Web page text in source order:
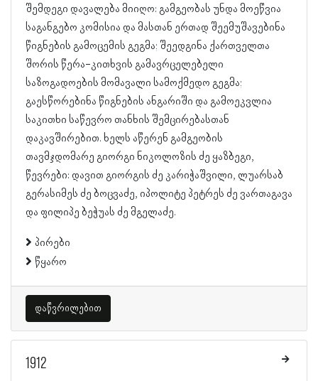
შემდეგი დავალება მიიღო: გამგეობას უნდა მოეწვია
საგანგებო კომისია და მასთან ერთად შეემუშავებინა
წიგნების გამოცემის გეგმა; შეედგინა ქართველთა
შორის წერა-კითხვის გამავრცელებელი
საზოგადოების მომავალი სამოქმედო გეგმა;
გაესწორებინა წიგნების ანგარიში და გამოეკვლია
საკითხი საწევრო თანხის შემცირებასთან
დაკავშირებით. ხელს აწერენ გამგეობის
თავმჯდომარე გიორგი ნიკოლოზის ძე ყაზბეგი,
წევრები: დავით გიორგის ძე კარიჭაშვილი, ლუარსაბ
გერასიმეს ძე ბოცვაძე, იპოლიტე პეტრეს ძე ვართაგავა
და ფილიპე ბეჭუას ძე მგელაძე.
პირები
წყარო
დაწვრილებით
1912